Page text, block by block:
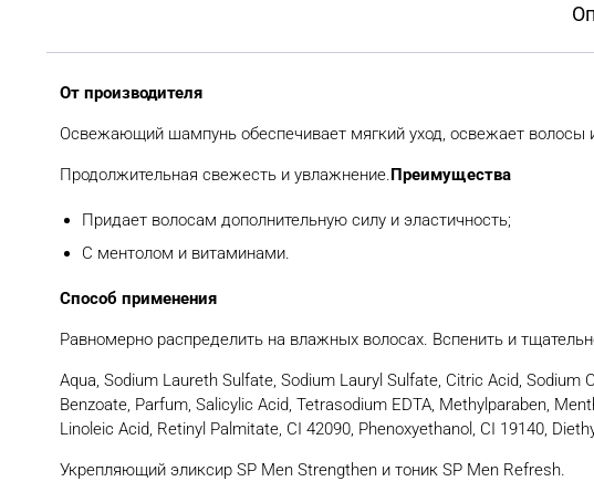
От производителя
Освежающий шампунь обеспечивает мягкий уход, освежает волосы
Продолжительная свежесть и увлажнение.Преимущества
Придает волосам дополнительную силу и эластичность;
С ментолом и витаминами.
Способ применения
Равномерно распределить на влажных волосах. Вспенить и
Aqua, Sodium Laureth Sulfate, Sodium Lauryl Sulfate, Citric Acid,
Benzoate, Parfum, Salicylic Acid, Tetrasodium EDTA, Methylparaben,
Linoleic Acid, Retinyl Palmitate, CI 42090, Phenoxyethanol, CI 19140,
Укрепляющий эликсир SP Men Strengthen и тоник SP Men Refresh.